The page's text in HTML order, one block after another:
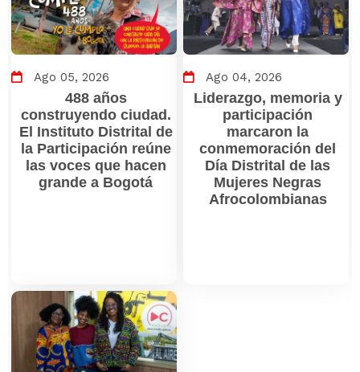
Ago 05, 2026
488 años
construyendo ciudad.
El Instituto Distrital de
la Participación reúne
las voces que hacen
grande a Bogotá
Ago 04, 2026
Liderazgo, memoria y
participación
marcaron la
conmemoración del
Día Distrital de las
Mujeres Negras
Afrocolombianas